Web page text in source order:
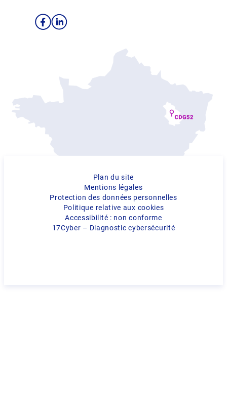
Facebook
LinkedIn
Plan du site
Mentions légales
Protection des données personnelles
Politique relative aux cookies
Accessibilité : non conforme
17Cyber – Diagnostic cybersécurité